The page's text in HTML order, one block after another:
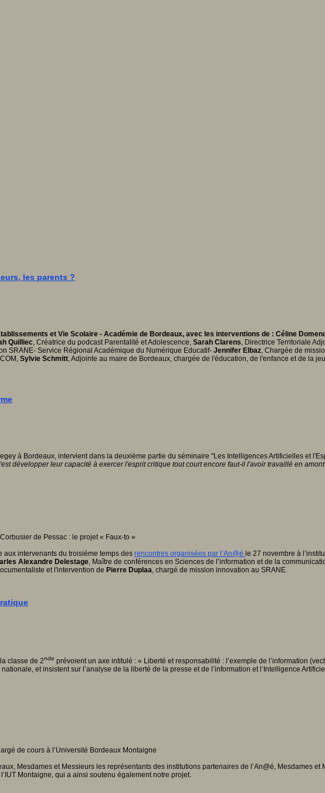
les parents ?
et Vie Scolaire - Académie de Bordeaux, avec les interventions de : Céline
Quilliec, Créatrice du podcast Parentalité et Adolescence, Sarah Clarens, Directrice Territoriale
SRANE- Service Régional Académique du Numérique Educatif- Jennifer Elbaz, Chargée de
Sylvie Schmitt, Adjointe au maire de Bordeaux, chargée de l'éducation, de l'enfance et de la
à Bordeaux, intervient dans la deuxième partie du séminaire "Les Intelligences Artificielles et
développer leur capacité à exercer l'esprit critique tout court encore faut-il l'avoir travaillé en
aux intervenants du troisième temps des rencontres organisées par l’An@é le 27 novembre à
Alexandre Delestage, Maître de conférences en Sciences de l’information et de la
et l'intervention de Pierre Duplaa, chargé de mission innovation au SRANE.
classe de 2nde prévoient un axe intitulé : « Liberté et responsabilité : l’exemple de l’information
et insistent sur l’analyse de la liberté de la presse et de l’information et l’Intelligence
Mesdames et Messieurs les représentants des institutions partenaires de l’An@é, Mesdames
Montaigne, qui a ainsi soutenu également notre projet.